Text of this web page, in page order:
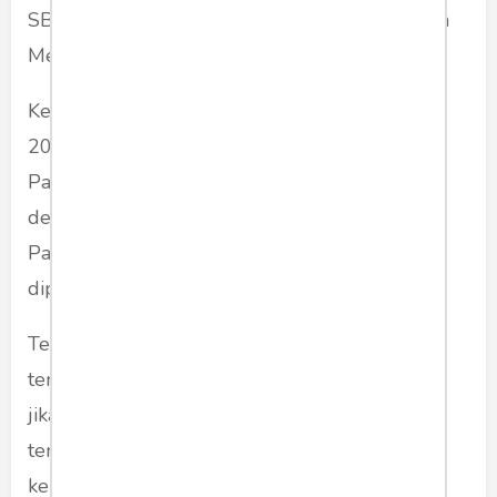
SBY terpilih menjadi Presiden RI mengalahkan
Megawati.
Kepopuleran SBY masih berlanjut di Pemilu
2009. Ia kembali terpilih menjadi Presiden,
Partai Demokrat juga jadi pemenang Pemilu
dengan lebih 20 persen suara, mengalahkan
Partai Golkar dan PDI Perjuangan, partai yang
dipimpin bekas atasannya.
Ternyata, citra sebagai orang teraniaya atau
terzalimi, tak selalu bisa dimainkan. Terutama,
jika kezaliman itu memang tak ada. Itulah yang
terjadi ketika narasi kezaliman kepada umat,
kepada ulama, kepada rakyat, sekian tahun